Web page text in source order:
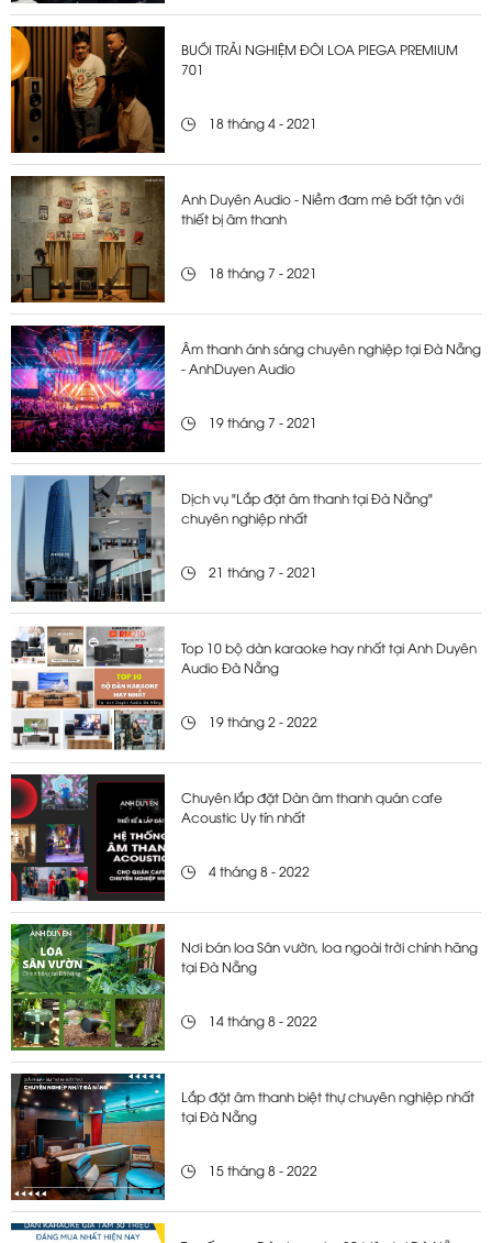
BUỔI TRẢI NGHIỆM ĐÔI LOA PIEGA PREMIUM
701
18 tháng 4 - 2021
Anh Duyên Audio - Niềm đam mê bất tận với
thiết bị âm thanh
18 tháng 7 - 2021
Âm thanh ánh sáng chuyên nghiệp tại Đà Nẵng
- AnhDuyen Audio
19 tháng 7 - 2021
Dịch vụ "Lắp đặt âm thanh tại Đà Nẵng"
chuyên nghiệp nhất
21 tháng 7 - 2021
Top 10 bộ dàn karaoke hay nhất tại Anh Duyên
Audio Đà Nẵng
19 tháng 2 - 2022
Chuyên lắp đặt Dàn âm thanh quán cafe
Acoustic Uy tín nhất
4 tháng 8 - 2022
Nơi bán loa Sân vườn, loa ngoài trời chính hãng
tại Đà Nẵng
14 tháng 8 - 2022
Lắp đặt âm thanh biệt thự chuyên nghiệp nhất
tại Đà Nẵng
15 tháng 8 - 2022